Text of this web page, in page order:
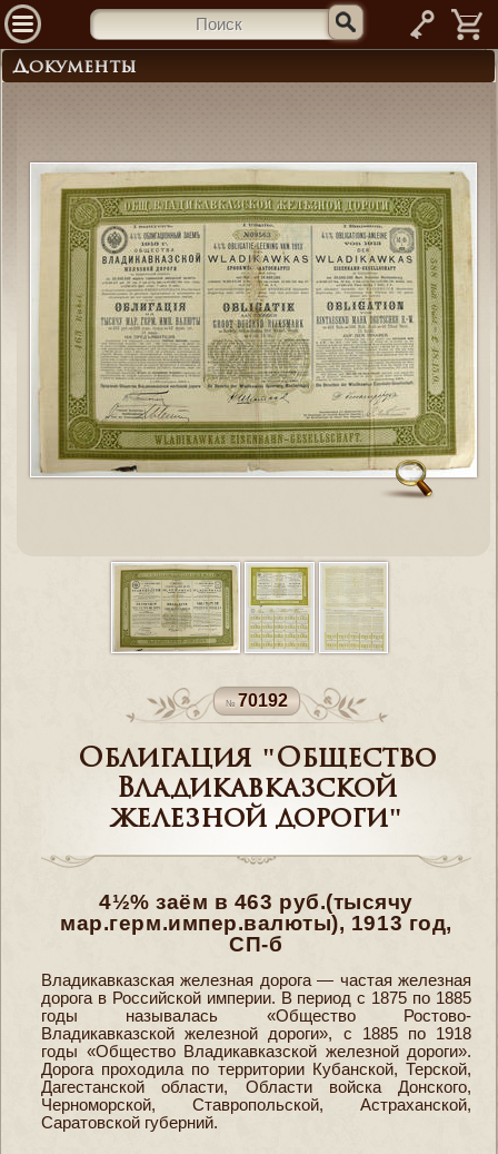
—
Документы
70192
Облигация "Общество
Владикавказской
железной дороги"
4½% заём в 463 руб.(тысячу
мар.герм.импер.валюты), 1913 год,
СП-б
Владикавказская железная дорога — частая железная
дорога в Российской империи. В период с 1875 по 1885
годы называлась «Общество Ростово-
Владикавказской железной дороги», с 1885 по 1918
годы «Общество Владикавказской железной дороги».
Дорога проходила по территории Кубанской, Терской,
Дагестанской области, Области войска Донского,
Черноморской, Ставропольской, Астраханской,
Саратовской губерний.